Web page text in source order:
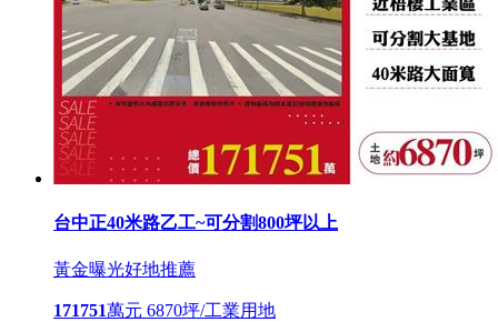
台中正40米路乙工~可分割800坪以上
黃金曝光好地推薦
171751萬元 6870坪/工業用地